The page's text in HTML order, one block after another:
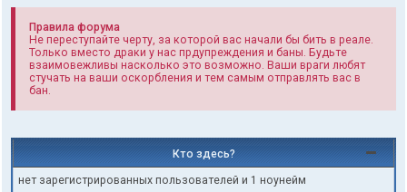
Правила форума
Не переступайте черту, за которой вас начали бы бить в реале.
Только вместо драки у нас прдупреждения и баны. Будьте
взаимовежливы насколько это возможно. Ваши враги любят
стучать на ваши оскорбления и тем самым отправлять вас в
бан.
Кто здесь?
нет зарегистрированных пользователей и 1 ноунейм